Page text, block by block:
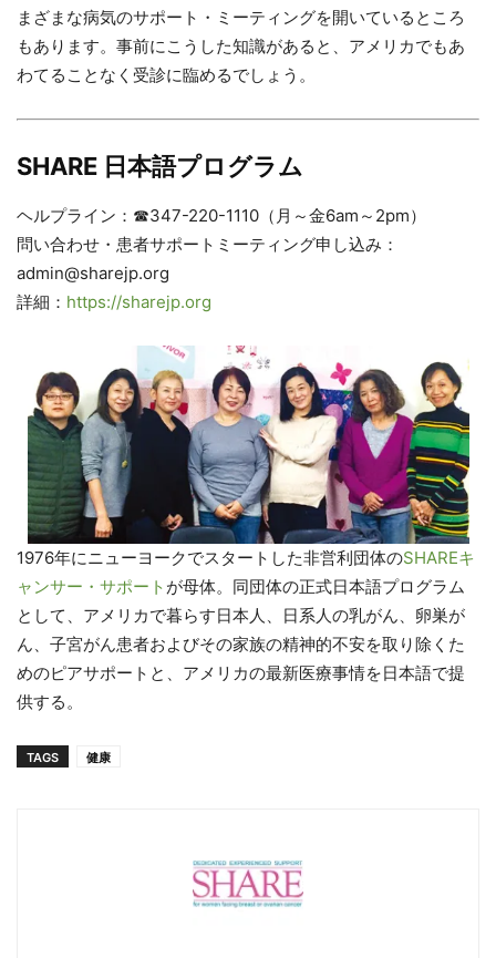
まざまな病気のサポート・ミーティングを開いているところ
もあります。事前にこうした知識があると、アメリカでもあ
わてることなく受診に臨めるでしょう。
SHARE 日本語プログラム
ヘルプライン：☎347-220-1110（月～金6am～2pm）
問い合わせ・患者サポートミーティング申し込み：​
admin@sharejp.org
詳細： https://sharejp.org
1976年にニューヨークでスタートした非営利団体のSHAREキ
ャンサー・サポート が母体。同団体の正式日本語プログラム
として、アメリカで暮らす日本人、日系人の乳がん、卵巣が
ん、子宮がん患者およびその家族の精神的不安を取り除くた
めのピアサポートと、アメリカの最新医療事情を日本語で提
供する。
TAGS 健康